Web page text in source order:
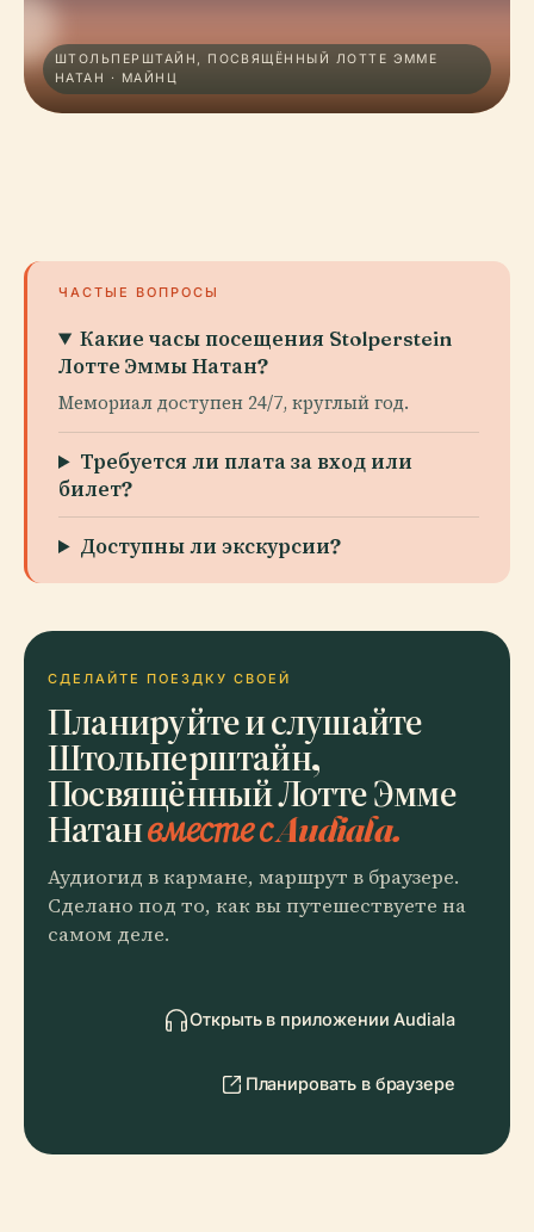
ШТОЛЬПЕРШТАЙН, ПОСВЯЩЁННЫЙ ЛОТТЕ ЭММЕ
НАТАН · МАЙНЦ
ЧАСТЫЕ ВОПРОСЫ
Какие часы посещения Stolperstein
Лотте Эммы Натан?
Мемориал доступен 24/7, круглый год.
Требуется ли плата за вход или
билет?
Доступны ли экскурсии?
СДЕЛАЙТЕ ПОЕЗДКУ СВОЕЙ
Планируйте и слушайте
Штольперштайн,
Посвящённый Лотте Эмме
Натанвместе с Audiala.
Аудиогид в кармане, маршрут в браузере.
Сделано под то, как вы путешествуете на
самом деле.
Открыть в приложении Audiala
Планировать в браузере